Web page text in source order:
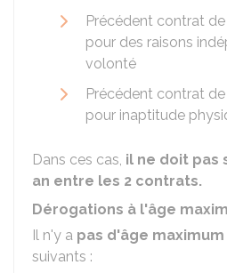
Précédent contrat
pour des raisons
volonté
Précédent contrat
pour inaptitude
Dans ces cas, il ne doit pas
an entre les 2 contrats.
Dérogations à l'âge
Il n'y a pas d'âge maximum
suivants :